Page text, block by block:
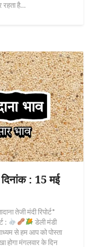
रहता है…
दिनांक : 15 मई
तेजी मंदी रिपोर्ट*
:
डेली मंडी
से हम आप को पोस्ता
होगा मंगलवार के दिन